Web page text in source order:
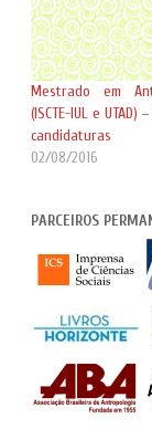
Mestrado em
(ISCTE-IUL e UTAD)
candidaturas
02/08/2016
PARCEIROS